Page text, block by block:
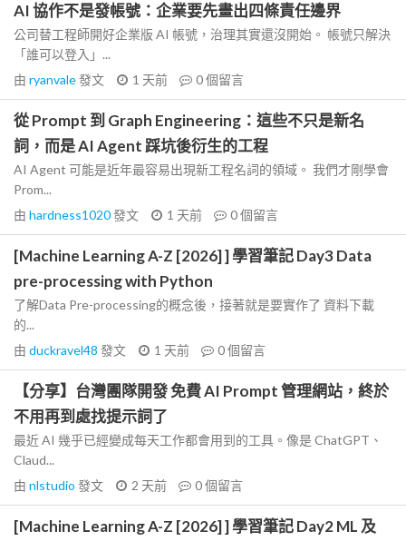
AI 協作不是發帳號：企業要先畫出四條責任邊界
公司替工程師開好企業版 AI 帳號，治理其實還沒開始。 帳號只解決
「誰可以登入」...
由 ryanvale發文 1 天前 0個留言
從 Prompt 到 Graph Engineering：這些不只是新名
詞，而是 AI Agent 踩坑後衍生的工程
AI Agent 可能是近年最容易出現新工程名詞的領域。 我們才剛學會
Prom...
由 hardness1020發文 1 天前 0個留言
[Machine Learning A-Z [2026] ] 學習筆記 Day3 Data
pre-processing with Python
了解Data Pre-processing的概念後，接著就是要實作了 資料下載
的...
由 duckravel48 發文 1 天前 0個留言
【分享】台灣團隊開發 免費 AI Prompt 管理網站，終於
不用再到處找提示詞了
最近 AI 幾乎已經變成每天工作都會用到的工具。像是 ChatGPT、
Claud...
由 nlstudio 發文 2 天前 0個留言
[Machine Learning A-Z [2026] ] 學習筆記 Day2 ML 及